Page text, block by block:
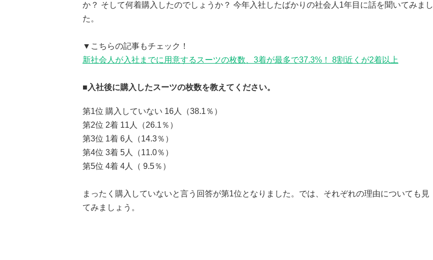
か？ そして何着購入したのでしょうか？ 今年入社したばかりの社会人1年目に話を聞いてみまし
た。
▼こちらの記事もチェック！
新社会人が入社までに用意するスーツの枚数、3着が最多で37.3%！ 8割近くが2着以上
■入社後に購入したスーツの枚数を教えてください。
第1位 購入していない 16人（38.1％）
第2位 2着 11人（26.1％）
第3位 1着 6人（14.3％）
第4位 3着 5人（11.0％）
第5位 4着 4人（ 9.5％）
まったく購入していないと言う回答が第1位となりました。では、それぞれの理由についても見
てみましょう。